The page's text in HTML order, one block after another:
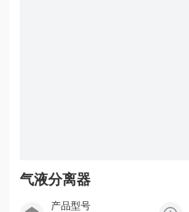
气液分离器
产品型号